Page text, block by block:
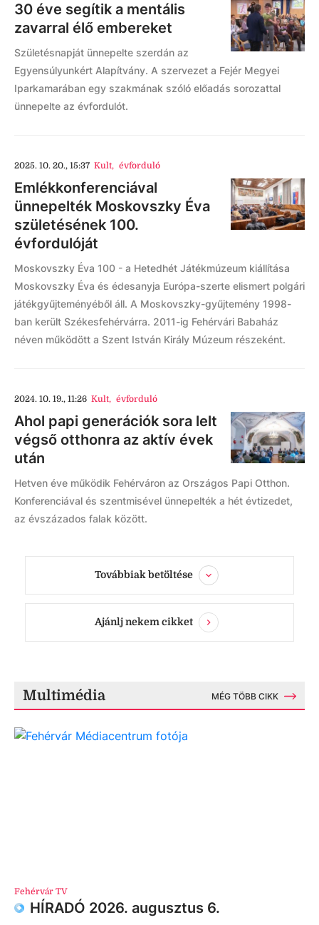
30 éve segítik a mentális
zavarral élő embereket
Születésnapját ünnepelte szerdán az
Egyensúlyunkért Alapítvány. A szervezet a Fejér Megyei
Iparkamarában egy szakmának szóló előadás sorozattal
ünnepelte az évfordulót.
2025. 10. 20., 15:37 Kult, évforduló
Emlékkonferenciával
ünnepelték Moskovszky Éva
születésének 100.
évfordulóját
Moskovszky Éva 100 - a Hetedhét Játékmúzeum kiállítása
Moskovszky Éva és édesanyja Európa-szerte elismert polgári
játékgyűjteményéből áll. A Moskovszky-gyűjtemény 1998-
ban került Székesfehérvárra. 2011-ig Fehérvári Babaház
néven működött a Szent István Király Múzeum részeként.
2024. 10. 19., 11:26 Kult, évforduló
Ahol papi generációk sora lelt
végső otthonra az aktív évek
után
Hetven éve működik Fehérváron az Országos Papi Otthon.
Konferenciával és szentmisével ünnepelték a hét évtizedet,
az évszázados falak között.
Továbbiak betöltése
Ajánlj nekem cikket
Multimédia MÉG TÖBB CIKK
Fehérvár TV
HÍRADÓ 2026. augusztus 6.